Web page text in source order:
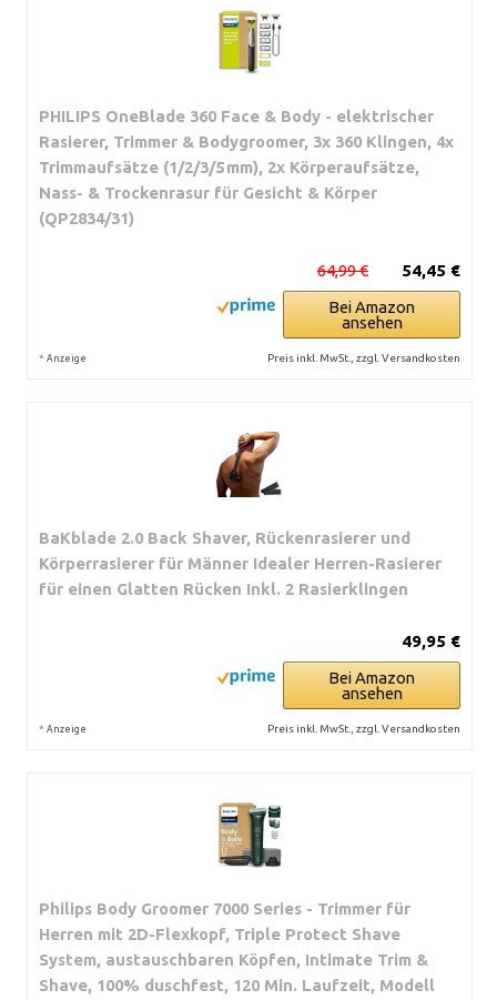
PHILIPS OneBlade 360 Face & Body - elektrischer
Rasierer, Trimmer & Bodygroomer, 3x 360 Klingen, 4x
Trimmaufsätze (1/2/3/5 mm), 2x Körperaufsätze,
Nass- & Trockenrasur für Gesicht & Körper
(QP2834/31)
54,45 €
64,99 €
Bei Amazon
ansehen
* Anzeige Preis inkl. MwSt., zzgl. Versandkosten
BaKblade 2.0 Back Shaver, Rückenrasierer und
Körperrasierer für Männer Idealer Herren-Rasierer
für einen Glatten Rücken Inkl. 2 Rasierklingen
49,95 €
Bei Amazon
ansehen
* Anzeige Preis inkl. MwSt., zzgl. Versandkosten
Philips Body Groomer 7000 Series - Trimmer für
Herren mit 2D-Flexkopf, Triple Protect Shave
System, austauschbaren Köpfen, Intimate Trim &
Shave, 100% duschfest, 120 Min. Laufzeit, Modell